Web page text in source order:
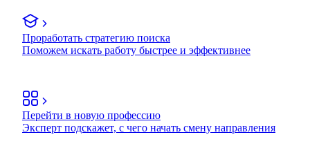
Проработать стратегию поиска
Поможем искать работу быстрее и эффективнее
Перейти в новую профессию
Эксперт подскажет, с чего начать смену направления